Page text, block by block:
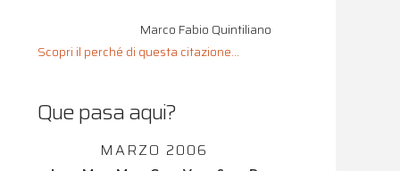
Marco Fabio Quintiliano
Scopri il perché di questa citazione...
Que pasa aqui?
MARZO 2006